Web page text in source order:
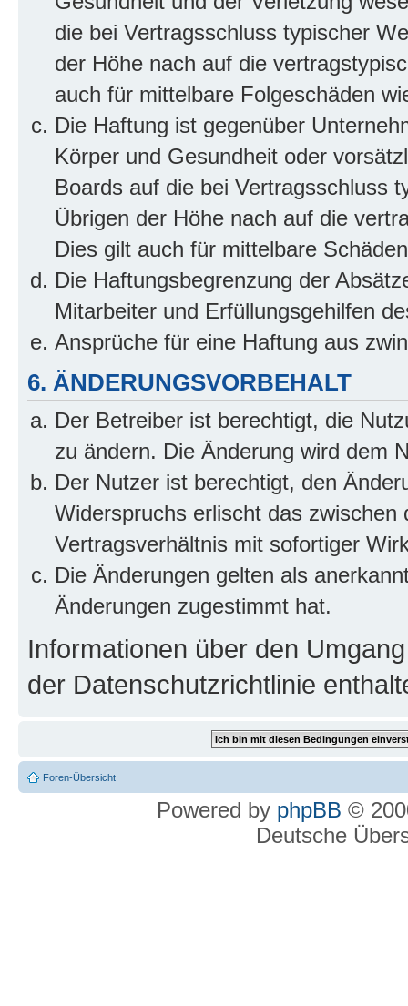
die bei Vertragsschluss typischer
der Höhe nach auf die
auch für mittelbare Folgeschäden
Die Haftung ist gegenüber
Körper und Gesundheit oder
Boards auf die bei Vertragsschluss
Übrigen der Höhe nach auf die
Dies gilt auch für mittelbare
Die Haftungsbegrenzung der
Mitarbeiter und Erfüllungsgehilfen
Ansprüche für eine Haftung aus
6. ÄNDERUNGSVORBEHALT
Der Betreiber ist berechtigt, die
zu ändern. Die Änderung wird dem
Der Nutzer ist berechtigt, den
Widerspruchs erlischt das
Vertragsverhältnis mit sofortiger
Die Änderungen gelten als
Änderungen zugestimmt hat.
Informationen über den
der Datenschutzrichtlinie
Foren-Übersicht
Powered by phpBB ©
Deutsche